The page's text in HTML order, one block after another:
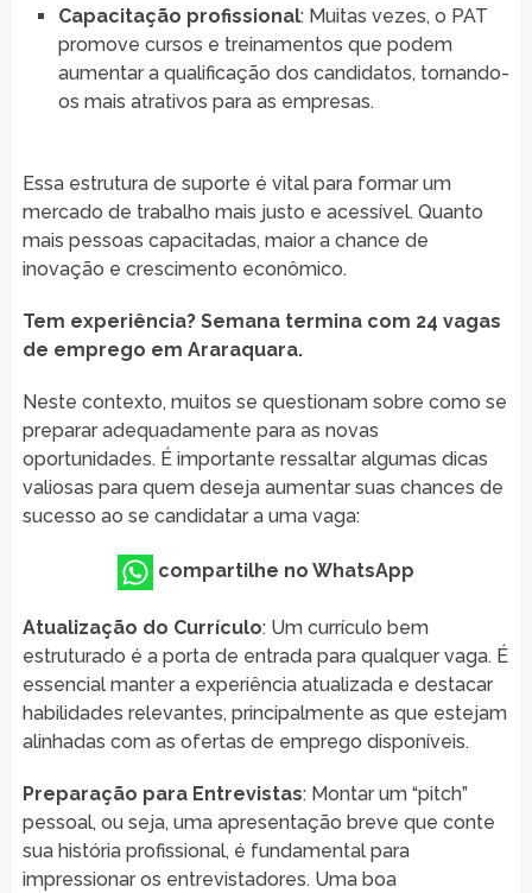
Capacitação profissional: Muitas vezes, o PAT
promove cursos e treinamentos que podem
aumentar a qualificação dos candidatos, tornando-
os mais atrativos para as empresas.
Essa estrutura de suporte é vital para formar um
mercado de trabalho mais justo e acessível. Quanto
mais pessoas capacitadas, maior a chance de
inovação e crescimento econômico.
Tem experiência? Semana termina com 24 vagas
de emprego em Araraquara.
Neste contexto, muitos se questionam sobre como se
preparar adequadamente para as novas
oportunidades. É importante ressaltar algumas dicas
valiosas para quem deseja aumentar suas chances de
sucesso ao se candidatar a uma vaga:
compartilhe no WhatsApp
Atualização do Currículo: Um currículo bem
estruturado é a porta de entrada para qualquer vaga. É
essencial manter a experiência atualizada e destacar
habilidades relevantes, principalmente as que estejam
alinhadas com as ofertas de emprego disponíveis.
Preparação para Entrevistas: Montar um “pitch”
pessoal, ou seja, uma apresentação breve que conte
sua história profissional, é fundamental para
impressionar os entrevistadores. Uma boa